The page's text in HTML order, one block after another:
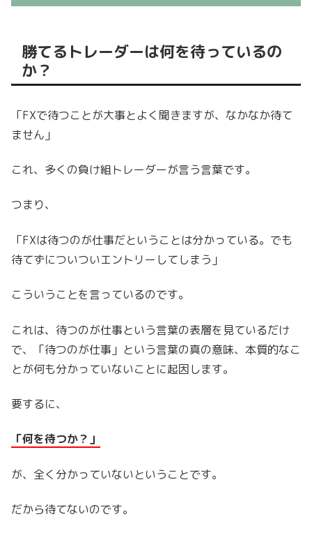
勝てるトレーダーは何を待っているの
か？
「FXで待つことが大事とよく聞きますが、なかなか待て
ません」
これ、多くの負け組トレーダーが言う言葉です。
つまり、
「FXは待つのが仕事だということは分かっている。でも
待てずについついエントリーしてしまう」
こういうことを言っているのです。
これは、待つのが仕事という言葉の表層を見ているだけ
で、「待つのが仕事」という言葉の真の意味、本質的なこ
とが何も分かっていないことに起因します。
要するに、
「何を待つか？」
が、全く分かっていないということです。
だから待てないのです。